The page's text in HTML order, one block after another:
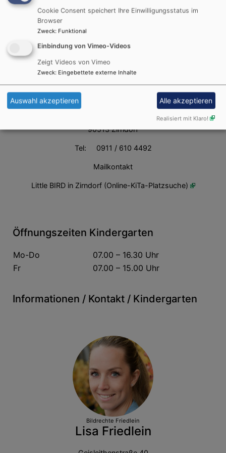
Zirndorf
Sandra Christ
90513 Zirndorf
Tel: 0911 / 610 4492
Mailkontakt
Little BIRD in Zirndorf (Online-KiTa-Platzsuche)
Öffnungszeiten Kindergarten
Mo-Do
07.00 – 16.30 Uhr
Fr
07.00 – 15.00 Uhr
Informationen / Kontakt / Kindergarten
Bildrechte Friedlein
Lisa Friedlein
Cookie Consent speichert Ihre Einwilligungsstatus im
Browser
Zweck: Funktional
Einbindung von Vimeo-Videos
Zeigt Videos von Vimeo
Zweck: Eingebettete externe Inhalte
Auswahl akzeptieren Alle akzeptieren
Realisiert mit Klaro!